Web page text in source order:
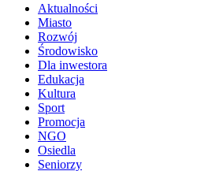
Aktualności
Miasto
Rozwój
Środowisko
Dla inwestora
Edukacja
Kultura
Sport
Promocja
NGO
Osiedla
Seniorzy